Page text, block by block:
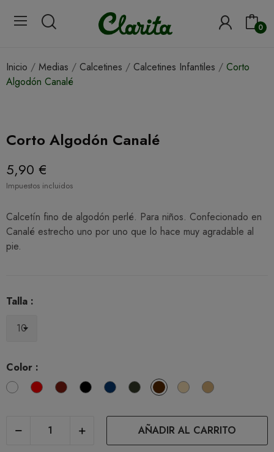
0
Inicio Medias Calcetines Calcetines Infantiles
Corto
Algodón Canalé
Corto Algodón Canalé
5,90 €
Impuestos incluidos
Calcetín fino de algodón perlé. Para niños. Confecionado en
Canalé estrecho uno por uno que lo hace muy agradable al
pie.
Talla :
Color :
BlancoRojo GranateNegroMarinoVerdeMarrónBeigeCamel
AÑADIR AL CARRITO